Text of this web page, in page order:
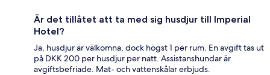
Är det tillåtet att ta med sig husdjur till Imperial
Hotel?
Ja, husdjur är välkomna, dock högst 1 per rum. En avgift tas ut
på DKK 200 per husdjur per natt. Assistanshundar är
avgiftsbefriade. Mat- och vattenskålar erbjuds.